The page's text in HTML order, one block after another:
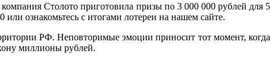
Столото приготовила призы по 3 000 000 рублей для 5
ознакомьтесь с итогами лотереи на нашем сайте.
РФ. Неповторимые эмоции приносит тот момент, когда
миллионы рублей.